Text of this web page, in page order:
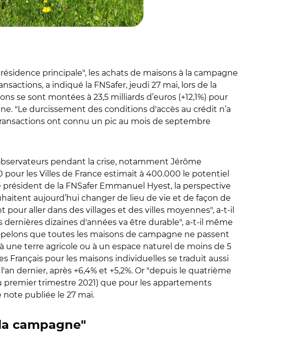
principale", les achats de maisons à la campagne
a indiqué la FNSafer, jeudi 27 mai, lors de la
se sont montées à 23,5 milliards d’euros (+12,1%) pour
"Le durcissement des conditions d'accès au crédit n’a
ont connu un pic au mois de septembre
pendant la crise, notamment Jérôme
les Villes de France estimait à 400.000 le potentiel
président de la FNSafer Emmanuel Hyest, la perspective
aujourd’hui changer de lieu de vie et de façon de
aller dans des villages et des villes moyennes", a-t-il
dizaines d'années va être durable", a-t-il même
que toutes les maisons de campagne ne passent
une terre agricole ou à un espace naturel de moins de 5
Français pour les maisons individuelles se traduit aussi
dernier, après +6,4% et +5,2%. Or "depuis le quatrième
premier trimestre 2021) que pour les appartements
note publiée le 27 mai.
campagne"